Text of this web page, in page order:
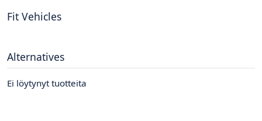
Fit Vehicles
Alternatives
Ei löytynyt tuotteita